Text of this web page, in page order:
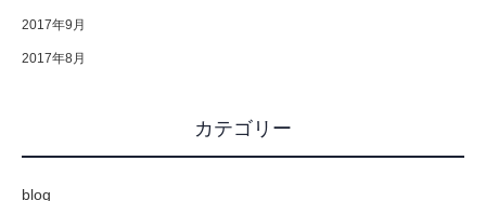
2017年9月
2017年8月
カテゴリー
blog